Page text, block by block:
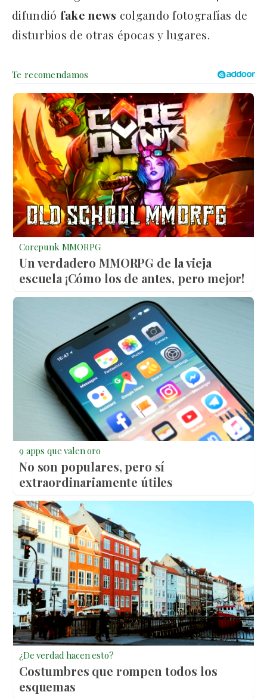
difundió fake news colgando fotografías de
disturbios de otras épocas y lugares.
Corepunk MMORPG
Un verdadero MMORPG de la vieja
escuela ¡Cómo los de antes, pero mejor!
9 apps que valen oro
No son populares, pero sí
extraordinariamente útiles
¿De verdad hacen esto?
Costumbres que rompen todos los
esquemas